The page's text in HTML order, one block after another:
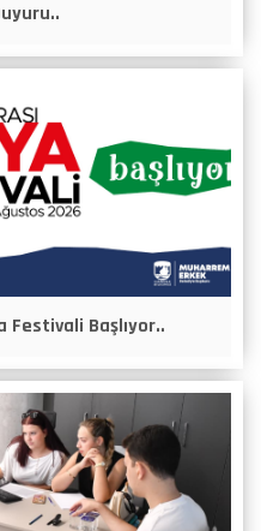
Festivali Başlıyor..